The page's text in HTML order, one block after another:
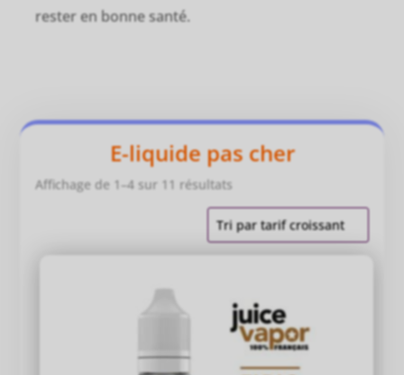
rester en bonne santé.
E-liquide pas cher
Affichage de 1–4 sur 11 résultatsTrié
par
prix
croissant